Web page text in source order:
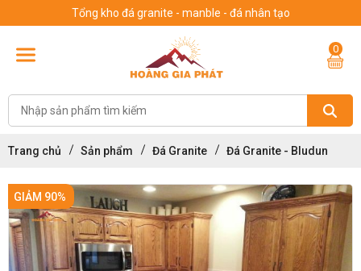
Tổng kho đá granite - manble - đá nhân tạo
0
Trang chủ Sản phẩm Đá Granite Đá Granite - Bludun
GIẢM 90%